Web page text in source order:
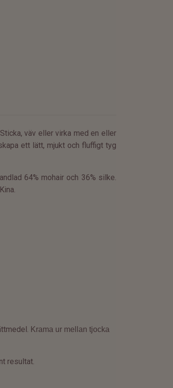
väv eller virka med en eller
ett lätt, mjukt och fluffigt tyg
64% mohair och 36% silke.
Krama ur mellan tjocka
resultat.